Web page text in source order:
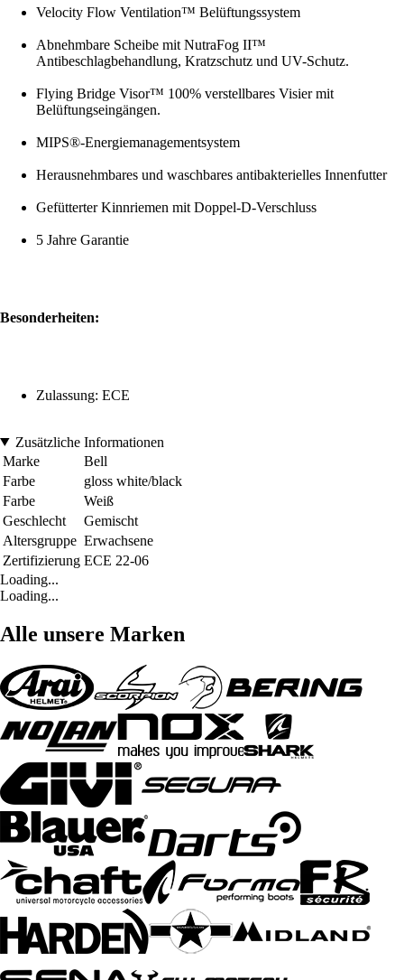
Velocity Flow Ventilation™ Belüftungssystem
Abnehmbare Scheibe mit NutraFog II™
Antibeschlagbehandlung, Kratzschutz und UV-Schutz.
Flying Bridge Visor™ 100% verstellbares Visier mit
Belüftungseingängen.
MIPS®-Energiemanagementsystem
Herausnehmbares und waschbares antibakterielles Innenfutter
Gefütterter Kinnriemen mit Doppel-D-Verschluss
5 Jahre Garantie
Besonderheiten:
Zulassung: ECE
Zusätzliche Informationen
Marke
Bell
Farbe
gloss white/black
Farbe
Weiß
Geschlecht
Gemischt
Altersgruppe Erwachsene
Zertifizierung ECE 22-06
Loading...
Loading...
Alle unsere Marken